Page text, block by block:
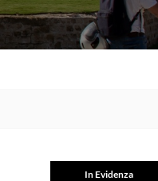
In Evidenza